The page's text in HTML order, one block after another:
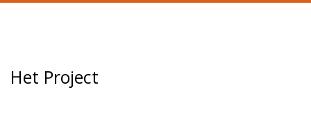
Het Project